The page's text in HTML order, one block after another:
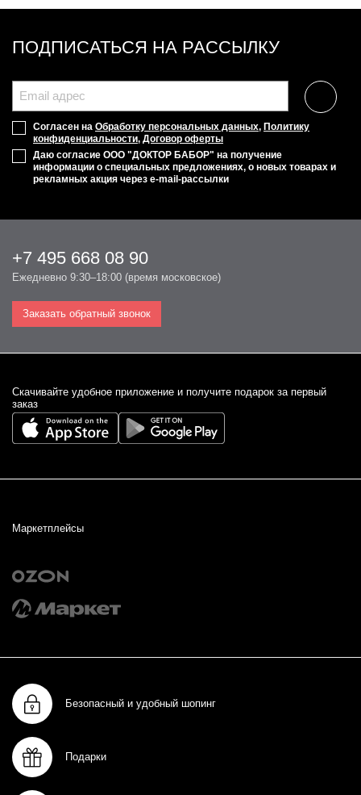
ПОДПИСАТЬСЯ НА РАССЫЛКУ
Согласен на Обработку персональных данных, Политику
конфиденциальности, Договор оферты
Даю согласие ООО "ДОКТОР БАБОР" на получение
информации о специальных предложениях, о новых товарах и
рекламных акция через e-mail-рассылки
+7 495 668 08 90
Ежедневно 9:30–18:00 (время московское)
Заказать обратный звонок
Cкачивайте удобное приложение и получите подарок за первый
заказ
Маркетплейсы
Безопасный и удобный шопинг
Подарки